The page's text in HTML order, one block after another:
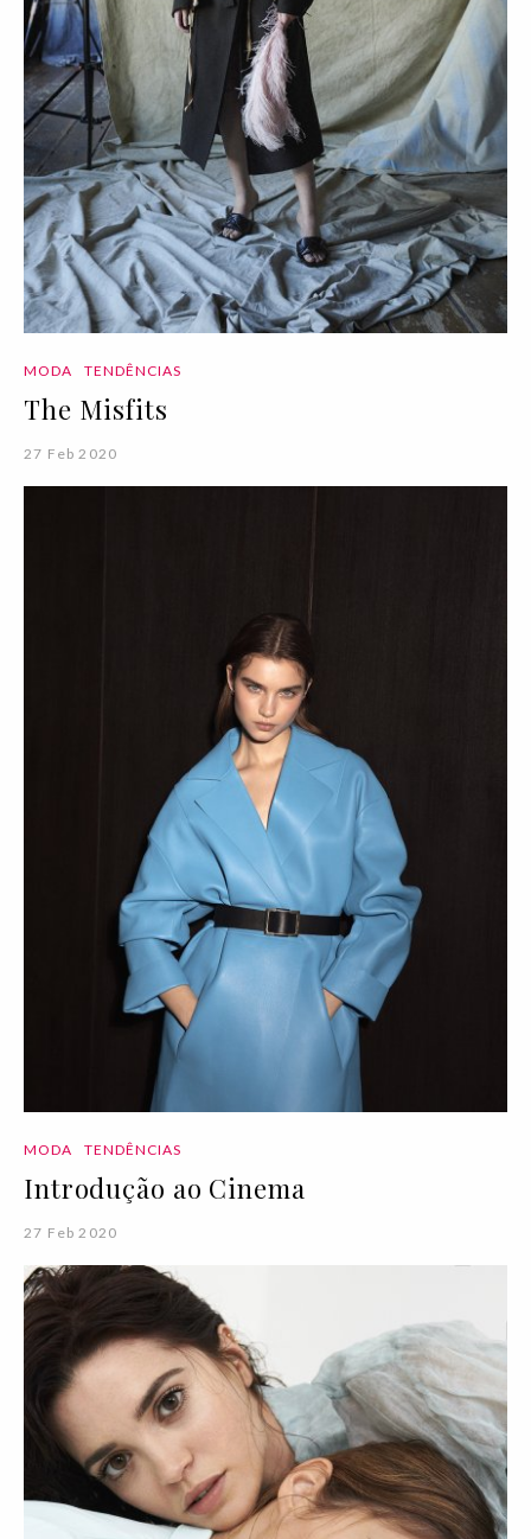
MODA TENDÊNCIAS
The Misfits
27 Feb 2020
MODA TENDÊNCIAS
Introdução ao Cinema
27 Feb 2020